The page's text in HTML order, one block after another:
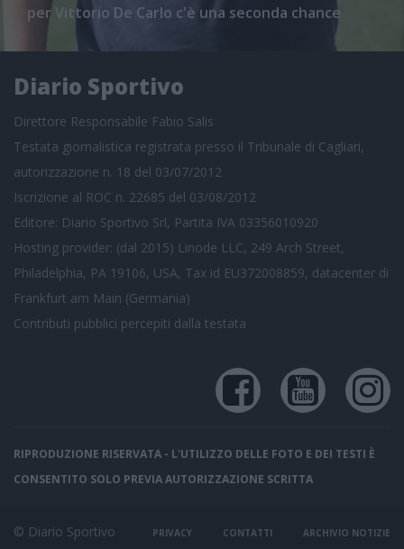
per Vittorio De Carlo c'è una seconda chance
Diario Sportivo
Direttore Responsabile Fabio Salis
Testata giornalistica registrata presso il Tribunale di Cagliari,
autorizzazione n. 18 del 03/07/2012
Iscrizione al ROC n. 22685 del 03/08/2012
Editore: Diario Sportivo Srl, Partita IVA 03356010920
Hosting provider: (dal 2015) Linode LLC, 249 Arch Street,
Philadelphia, PA 19106, USA, Tax id EU372008859, datacenter di
Frankfurt am Main (Germania)
Contributi pubblici percepiti dalla testata
RIPRODUZIONE RISERVATA - L'UTILIZZO DELLE FOTO E DEI TESTI È
CONSENTITO SOLO PREVIA AUTORIZZAZIONE SCRITTA
© Diario Sportivo PRIVACY CONTATTI ARCHIVIO NOTIZIE